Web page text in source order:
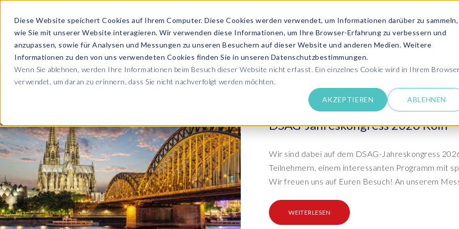
Diese Website speichert Cookies auf Ihrem Computer. Diese Cookies werden verwendet, um Informationen darüber zu sammeln,
wie Sie mit unserer Website interagieren. Wir verwenden diese Informationen, um Ihre Browser-Erfahrung zu verbessern und
anzupassen, sowie für Analysen und Messungen zu unseren Besuchern auf dieser Website und anderen Medien. Weitere
Informationen zu den von uns verwendeten Cookies finden Sie in unseren Datenschutzbestimmungen.
Wenn Sie ablehnen, werden Ihre Informationen beim Besuch dieser Website nicht erfasst. Ein einzelnes Cookie wird in Ihrem
verwendet, um daran zu erinnern, dass Sie nicht nachverfolgt werden möchten.
AKZEPTIEREN ABLEHNEN
PRODUKTE
Datenschutz & Sicherheit
Data Privacy Suite
Data Secure™
Data Disclose™
HCM Productivity Suite
Document Builder™
SERVICES
SAP HCM & Payroll
Transformation mit PRISM™
SAP® SuccessFactors®
Integration Monitoring
Payroll reporting
Transformation
Transformation zu SAP
System Landscape Optimization
(SLO)
ANGEBOT ANFRAGEN MEDIATHEK
Lesen Sie alle Updates zu SAP SLO, SAP HCM, Datenschutz &
Webinare
Lernen Sie von unseren Experten in Live und On-Demand
Webinaren
E-Books, Whitepaper & mehr...
Entdecken Sie unsere E-Books, Whitepaper usw. zum Download
Videos
Verbessern Sie Ihr SAP Know-how mit unseren Videos
Success
Lernen Sie aus
Schulungen
Finden Sie die
ÜBER UNS
Wer wir sind
Unsere Kultur
Karriere
Partner
Kontaktieren Sie uns
Support
News
Events
SIE UNS
DSAG-Jahreskongress 2026 Köln
Wir sind dabei auf dem DSAG-Jahreskongress
Teilnehmern, einem interessanten Programm mit
Wir freuen uns auf Euren Besuch! An unserem
WEITERLESEN